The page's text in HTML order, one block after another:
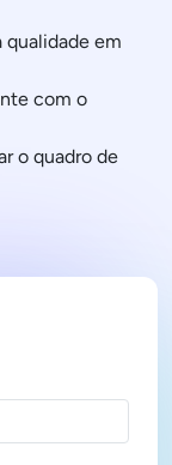
qualidade em
com o
o quadro de